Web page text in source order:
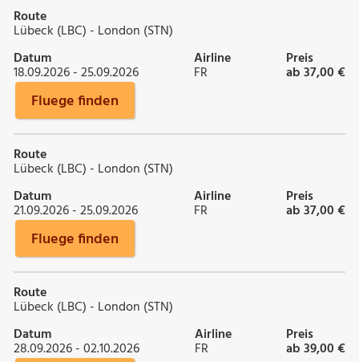
Route
Lübeck (LBC) - London (STN)
Datum
18.09.2026 - 25.09.2026
Airline
FR
Preis
ab 37,00 €
Fluege finden
Route
Lübeck (LBC) - London (STN)
Datum
21.09.2026 - 25.09.2026
Airline
FR
Preis
ab 37,00 €
Fluege finden
Route
Lübeck (LBC) - London (STN)
Datum
28.09.2026 - 02.10.2026
Airline
FR
Preis
ab 39,00 €